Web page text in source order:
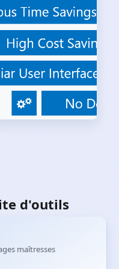
d'outils
maîtresses